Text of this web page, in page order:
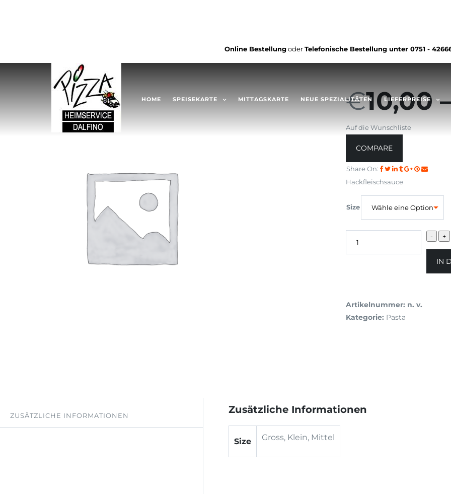
Online BestellungoderTelefonische Bestellung unter 0751 -
HOME SPEISEKARTE MITTAGSKARTE NEUE SPEZIALITÄTEN LIEFERPREISE
€10,00
Auf die Wunschliste
COMPARE
Share On:
Hackfleischsauce
Size
IN
Artikelnummer: n. v.
Kategorie: Pasta
ZUSÄTZLICHE INFORMATIONEN
Zusätzliche Informationen
Size Gross, Klein, Mittel